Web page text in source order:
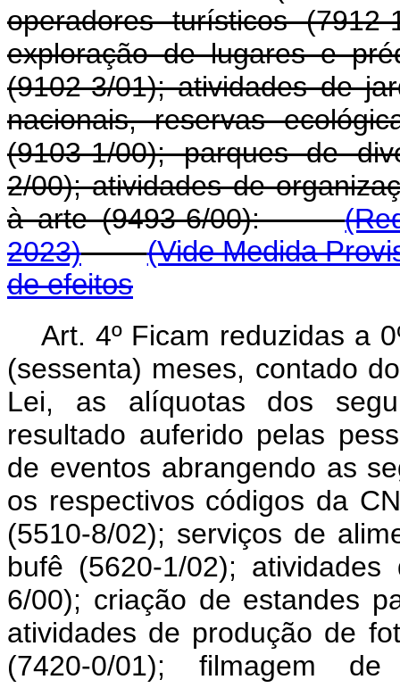
operadores turísticos
exploração de lugares e
(9102-3/01); atividades de
nacionais, reservas
(9103-1/00); parques de
2/00); atividades de
à arte (9493-6/00):
2023)
(Vide Medida
de efeitos
Art. 4º Ficam reduzidas a
(sessenta) meses, contado
Lei, as alíquotas dos
resultado auferido pelas
de eventos abrangendo as
os respectivos códigos da
(5510-8/02); serviços de
bufê (5620-1/02);
6/00); criação de estandes
atividades de produção de
(7420-0/01); filmagem